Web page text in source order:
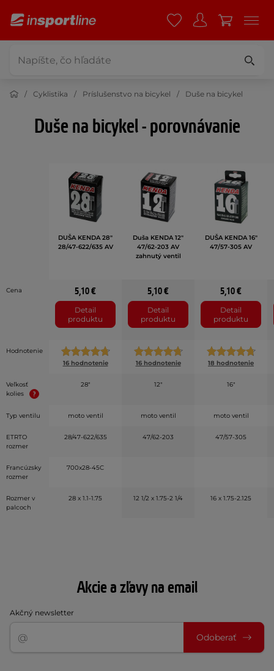
Cyklistika Príslušenstvo na bicykel Duše na bicykel
Duše na bicykel - porovnávanie
DUŠA KENDA 28"
28/47-622/635 AV
Duša KENDA 12"
47/62-203 AV
zahnutý ventil
DUŠA KENDA 16"
47/57-305 AV
Cena 5,10 €
Detail
produktu
5,10 €
Detail
produktu
5,10 €
Detail
produktu
Hodnotenie
16 hodnotenie
16 hodnotenie 18 hodnotenie
Veľkosť
kolies
28" 12" 16"
Typ ventilu moto ventil moto ventil moto ventil
ETRTO
rozmer
28/47-622/635 47/62-203 47/57-305
Francúzsky
rozmer
700x28-45C
Rozmer v
palcoch
28 x 1.1-1.75 12 1/2 x 1.75-2 1/4 16 x 1.75-2.125
Akcie a zľavy na email
Akčný newsletter
Odoberať